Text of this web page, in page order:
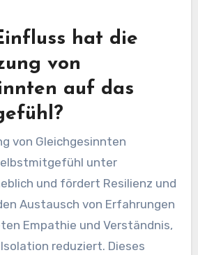
verstärkt, sich von
Diese Praxis
das Selbstmitgefühl,
zur allgemeinen sportlichen
hat die
von
auf das